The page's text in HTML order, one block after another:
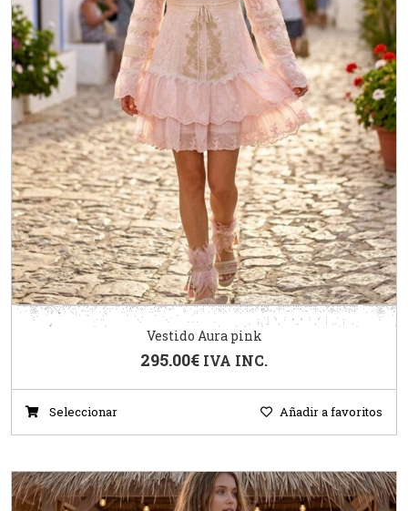
Vestido Aura pink
295.00€ IVA INC.
Seleccionar Añadir a favoritos